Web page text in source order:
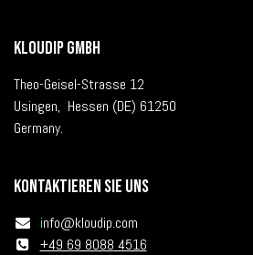
KLOUDIP GmbH
Theo-Geisel-Strasse 12
Usingen, Hessen (DE) 61250
Germany.
Kontaktieren Sie uns
info@kloudip.com
+49 69 8088 4516